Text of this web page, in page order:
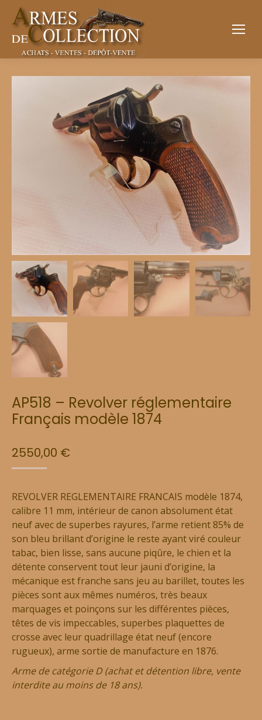
AP518 – Revolver réglementaire
Français modèle 1874
2550,00 €
REVOLVER REGLEMENTAIRE FRANCAIS modèle 1874,
calibre 11 mm, intérieur de canon absolument état
neuf avec de superbes rayures, l’arme retient 85% de
son bleu brillant d’origine le reste ayant viré couleur
tabac, bien lisse, sans aucune piqûre, le chien et la
détente conservent tout leur jauni d’origine, la
mécanique est franche sans jeu au barillet, toutes les
pièces sont aux mêmes numéros, très beaux
marquages et poinçons sur les différentes pièces,
têtes de vis impeccables, superbes plaquettes de
crosse avec leur quadrillage état neuf (encore
rugueux), arme sortie de manufacture en 1876.
Arme de catégorie D (achat et détention libre, vente
interdite au moins de 18 ans).